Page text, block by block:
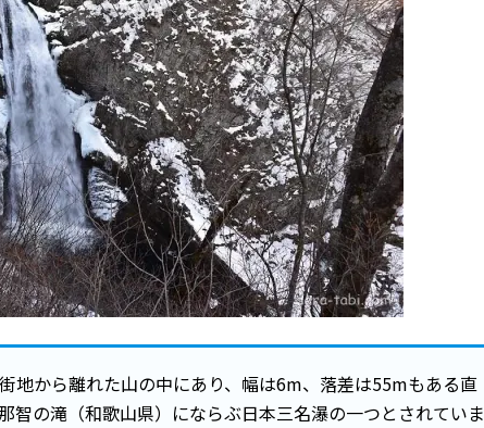
地から離れた山の中にあり、幅は6m、落差は55mもある直
智の滝（和歌山県）にならぶ日本三名瀑の一つとされていま